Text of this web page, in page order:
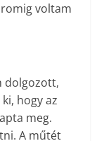
voltam
dolgozott,
hogy az
meg.
A műtét